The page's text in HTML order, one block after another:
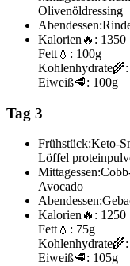
Olivenöldressing
Abendessen:
Kalorien 🔥: 1350
Fett 💧: 100g
Kohlenhydrate🌾:
Eiweiß🥩: 100g
Tag 3
Frühstück:Keto-
Löffel
Mittagessen:
Avocado
Abendessen:
Kalorien🔥: 1250
Fett💧: 75g
Kohlenhydrate🌾:
Eiweiß🥩: 105g